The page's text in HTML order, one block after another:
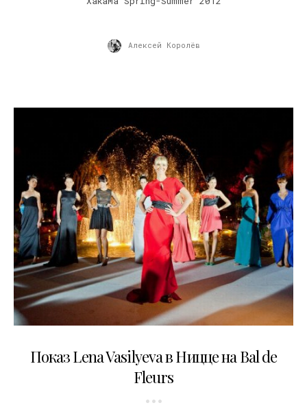
Алексей Королёв
Показ Lena Vasilyeva в Ницце на Bal de
Fleurs